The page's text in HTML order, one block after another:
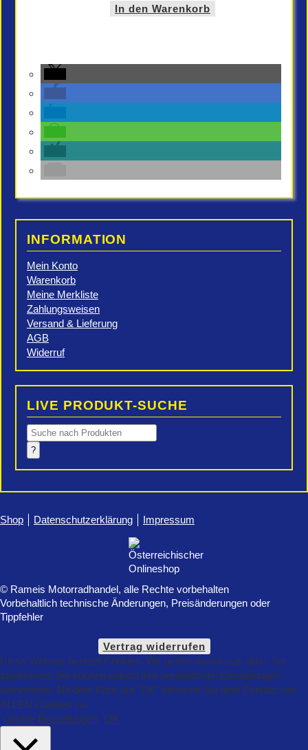
In den Warenkorb
INFORMATION
Mein Konto
Warenkorb
Meine Merkliste
Zahlungsweisen
Versand & Lieferung
AGB
Widerruf
LIVE PRODUKT-SUCHE
Products
search
?
Shop Datenschutzerklärung Impressum
© Rameis Motorradhandel, alle Rechte vorbehalten
Vorbehaltlich technische Änderungen, Preisänderungen oder
Tippfehler
Vertrag widerrufen
Diese Website benützt Cookies. Wir gehen davon aus, dass Sie
zustimmen, Sie können jedoch Ihre persönlichen Einstellungen
vornehmen. Mit dem Klick auf "OK" stimmen Sie dem Einsatz von
ALLEN Cookies zu.
Cookie Einstellungen
OK